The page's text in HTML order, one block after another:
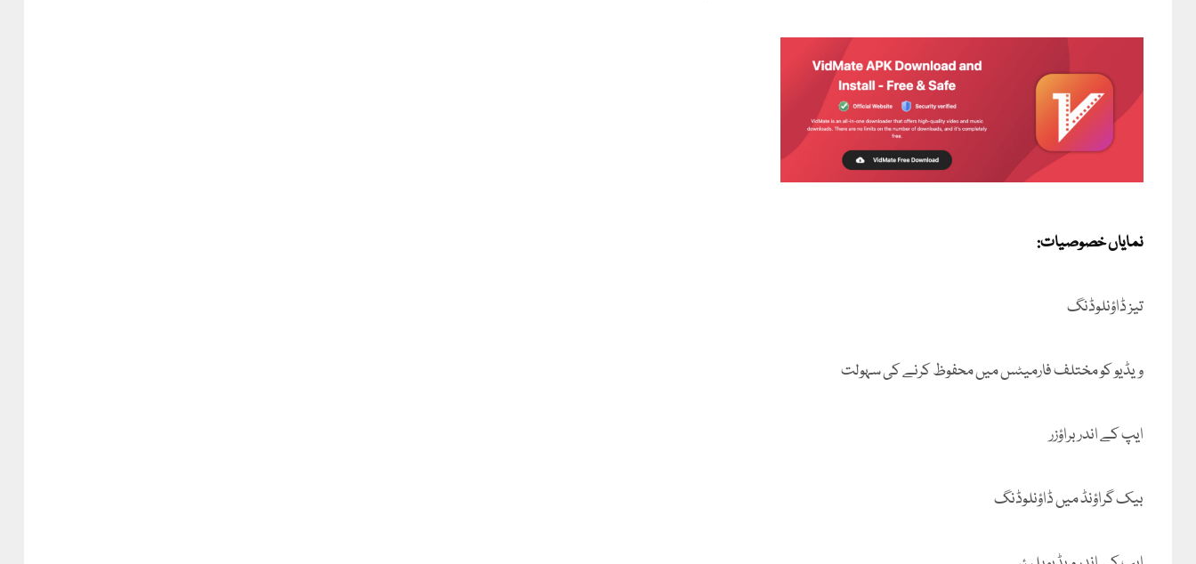
نمایاں خصوصیات:
تیز ڈاؤنلوڈنگ
ویڈیو کو مختلف فارمیٹس میں محفوظ کرنے کی سہولت
ایپ کے اندر براؤزر
بیک گراؤنڈ میں ڈاؤنلوڈنگ